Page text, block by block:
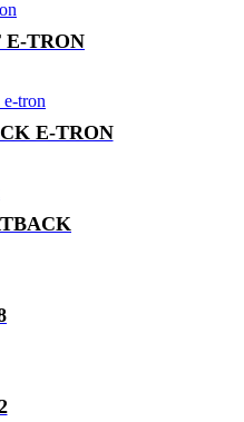
E-TRON
E-TRON